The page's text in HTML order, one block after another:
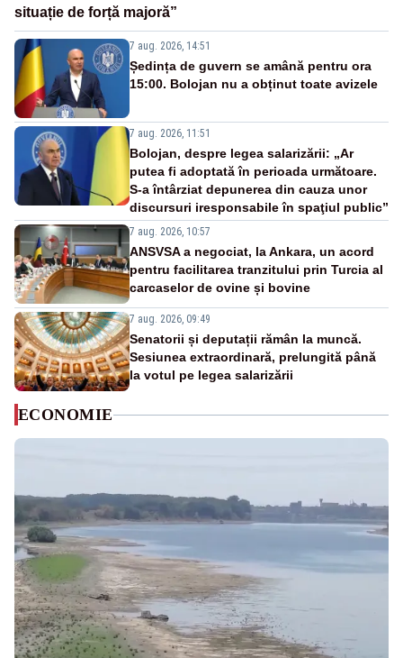
situație de forță majoră”
7 aug. 2026, 14:51
Ședința de guvern se amână pentru ora
15:00. Bolojan nu a obținut toate avizele
7 aug. 2026, 11:51
Bolojan, despre legea salarizării: „Ar
putea fi adoptată în perioada următoare.
S-a întârziat depunerea din cauza unor
discursuri iresponsabile în spaţiul public”
7 aug. 2026, 10:57
ANSVSA a negociat, la Ankara, un acord
pentru facilitarea tranzitului prin Turcia al
carcaselor de ovine și bovine
7 aug. 2026, 09:49
Senatorii și deputații rămân la muncă.
Sesiunea extraordinară, prelungită până
la votul pe legea salarizării
ECONOMIE